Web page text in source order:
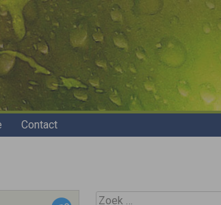
Contact
Zoek